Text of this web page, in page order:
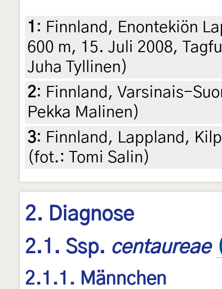
1 : Finnland, Enontekiön
600 m, 15. Juli 2008,
Juha Tyllinen)
2: Finnland, Varsinais-
Pekka Malinen)
3: Finnland, Lappland,
(fot.: Tomi Salin)
2. Diagnose
2.1. Ssp. centaureae
2.1.1. Männchen